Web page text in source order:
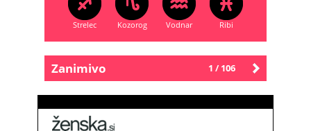
Strelec Kozorog Vodnar Ribi
Starejše
1 / 106
Zanimivo